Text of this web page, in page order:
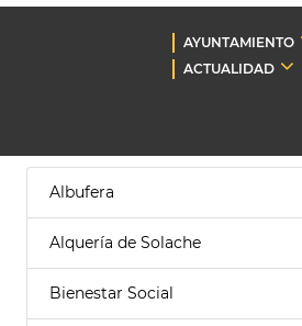
AYUNTAMIENTO
ACTUALIDAD
Albufera
Alquería de Solache
Bienestar Social